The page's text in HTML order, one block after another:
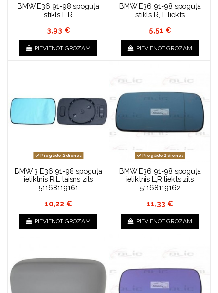
BMW E36 91-98 spoguļa
stikls L,R
3,93 €
PIEVIENOT GROZAM
BMW E36 91-98 spoguļa
stikls R, L liekts
5,51 €
PIEVIENOT GROZAM
Piegāde 2 dienas
BMW 3 E36 91-98 spoguļa
ieliktnis R,L taisns zils
51168119161
10,22 €
PIEVIENOT GROZAM
Piegāde 2 dienas
BMW E36 91-98 spoguļa
ieliktnis L,R liekts zils
51168119162
11,33 €
PIEVIENOT GROZAM